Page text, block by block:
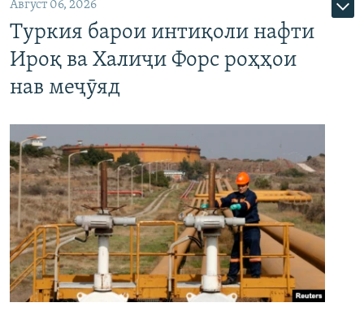
Август 06, 2026
Туркия барои интиқоли нафти
Ироқ ва Халиҷи Форс роҳҳои
нав меҷӯяд